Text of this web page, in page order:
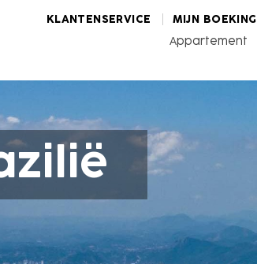
KLANTENSERVICE MIJN BOEKING
Appartement